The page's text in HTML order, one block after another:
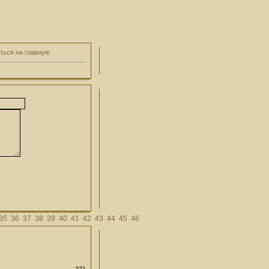
на главную
36 37 38 39 40 41 42 43 44 45 46